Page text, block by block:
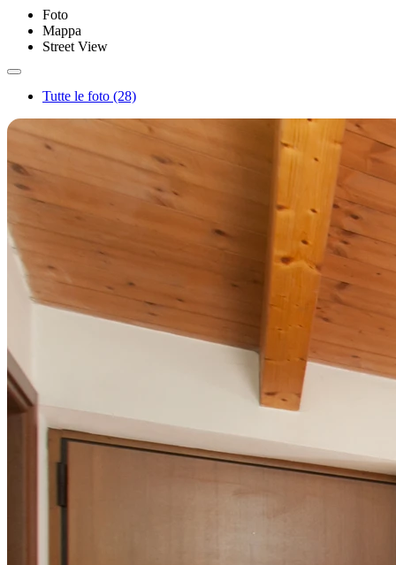
Foto
Mappa
Street View
Tutte le foto (28)